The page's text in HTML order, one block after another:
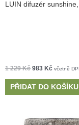
LUIN difuzér sunshine,
1 229Kč 983 Kč včetně
PŘIDAT DO KOŠÍKU